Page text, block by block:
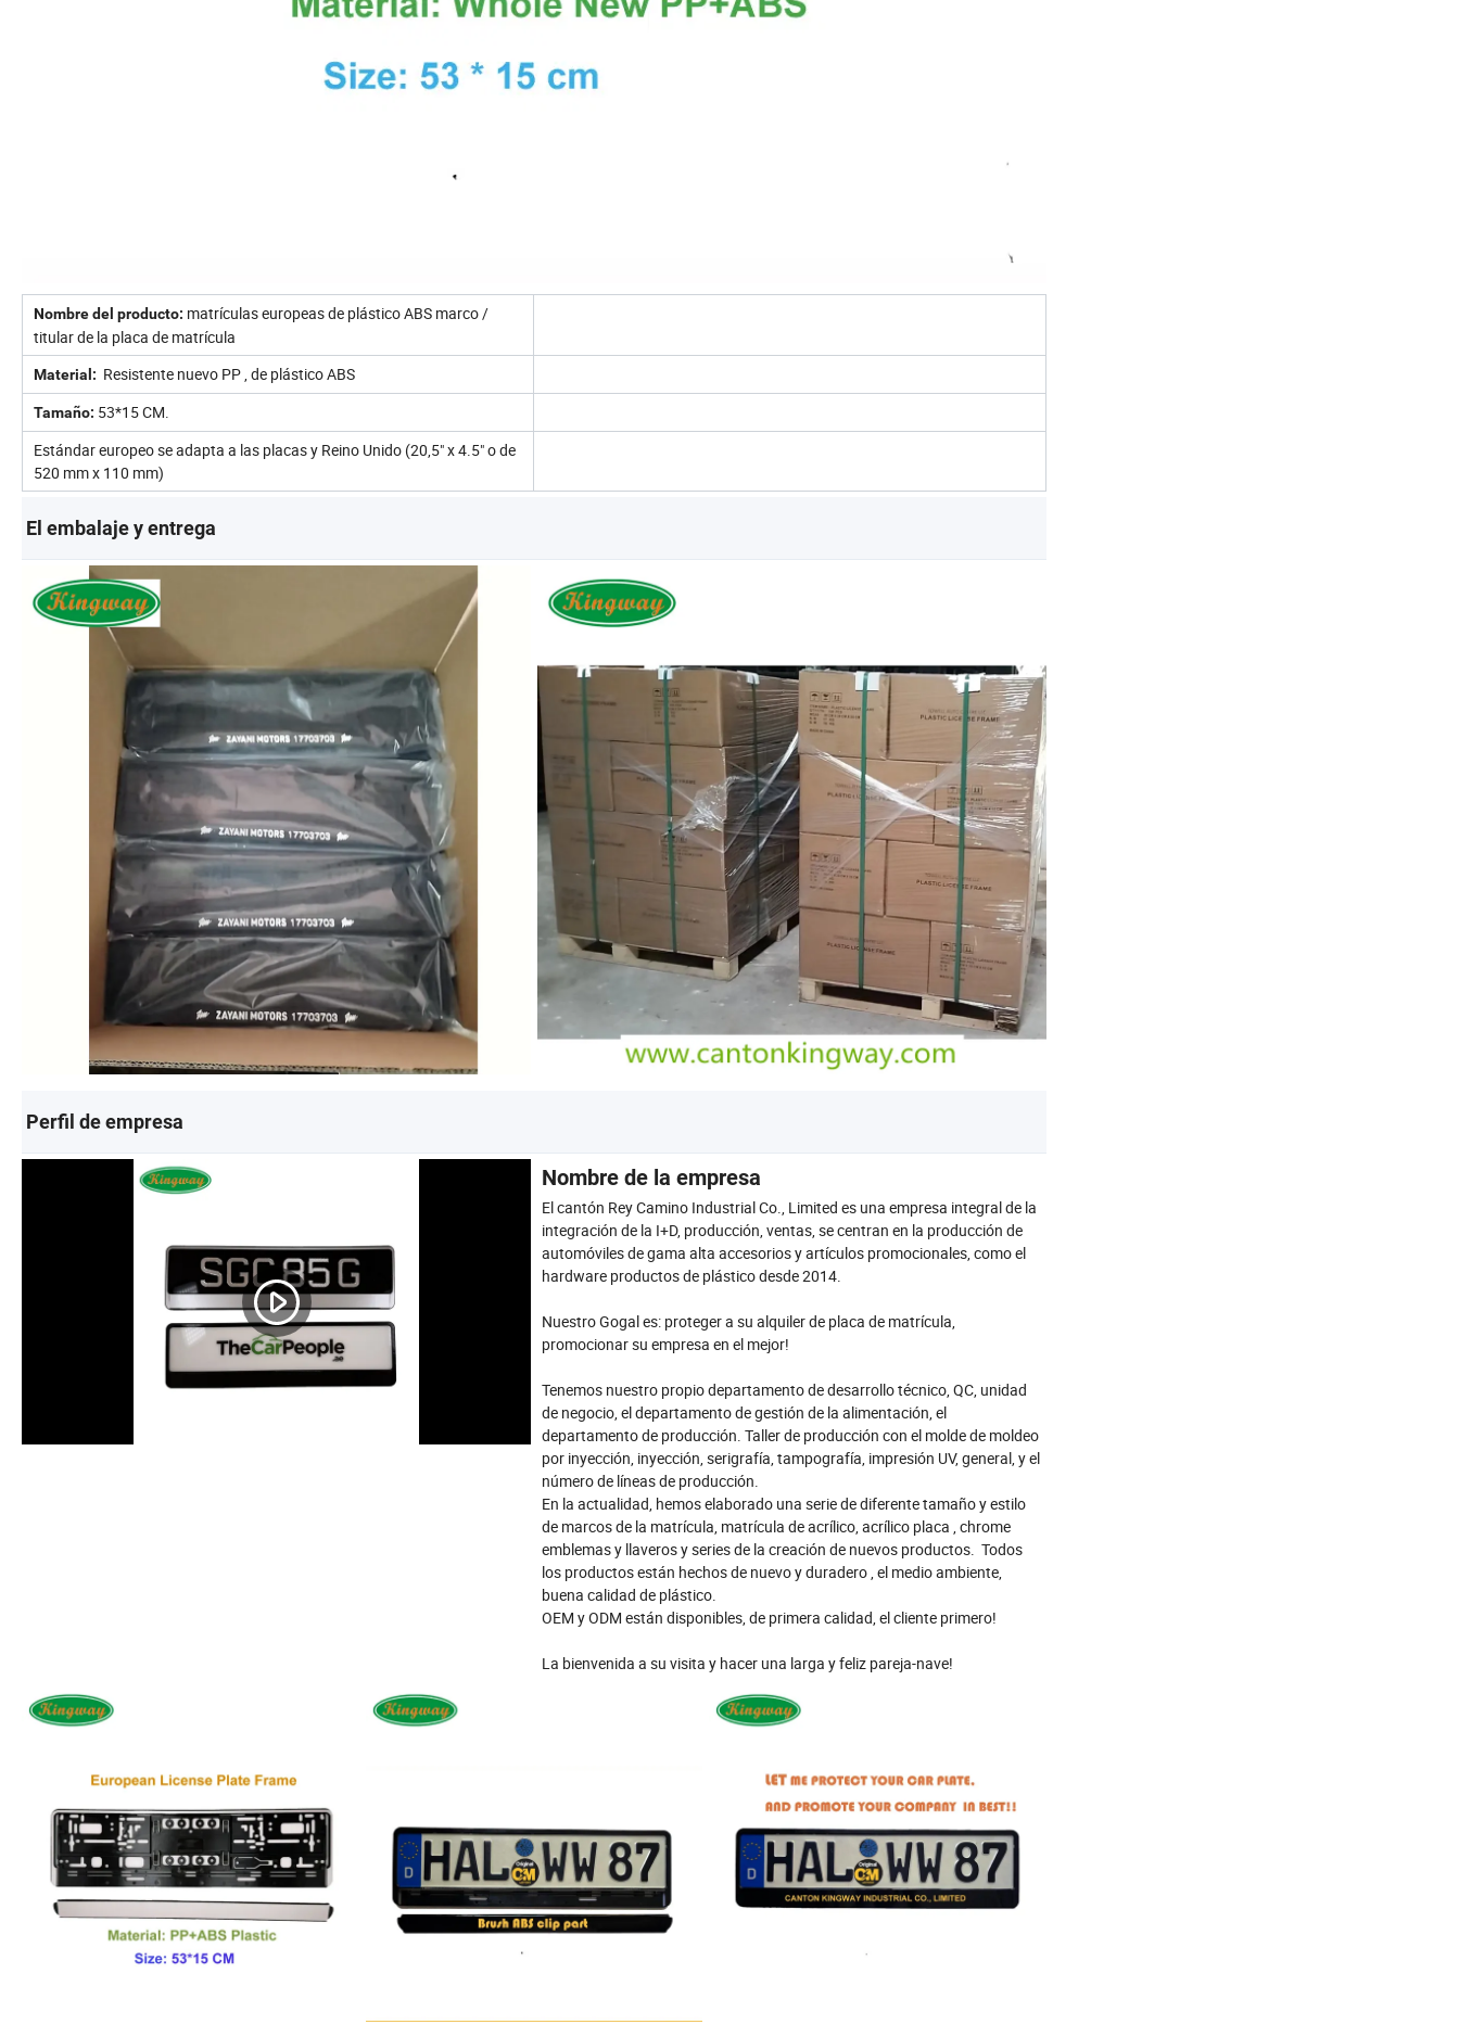
Nombre del producto: matrículas europeas de plástico ABS marco /
titular de la placa de matrícula
Material: Resistente nuevo PP , de plástico ABS
Tamaño: 53*15 CM.
Estándar europeo se adapta a las placas y Reino Unido (20,5" x 4.5" o de
520 mm x 110 mm)
El embalaje y entrega
Perfil de empresa
Nombre de la empresa
El cantón Rey Camino Industrial Co., Limited es una empresa integral de la
integración de la I+D, producción, ventas, se centran en la producción de
automóviles de gama alta accesorios y artículos promocionales, como el
hardware productos de plástico desde 2014.
Nuestro Gogal es: proteger a su alquiler de placa de matrícula,
promocionar su empresa en el mejor!
Tenemos nuestro propio departamento de desarrollo técnico, QC, unidad
de negocio, el departamento de gestión de la alimentación, el
departamento de producción. Taller de producción con el molde de moldeo
por inyección, inyección, serigrafía, tampografía, impresión UV, general, y el
número de líneas de producción.
En la actualidad, hemos elaborado una serie de diferente tamaño y estilo
de marcos de la matrícula, matrícula de acrílico, acrílico placa , chrome
emblemas y llaveros y series de la creación de nuevos productos. Todos
los productos están hechos de nuevo y duradero , el medio ambiente,
buena calidad de plástico.
OEM y ODM están disponibles, de primera calidad, el cliente primero!
La bienvenida a su visita y hacer una larga y feliz pareja-nave!